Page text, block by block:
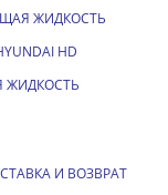
ЖИДКОСТЬ
HD
ЖИДКОСТЬ
И ВОЗВРАТ